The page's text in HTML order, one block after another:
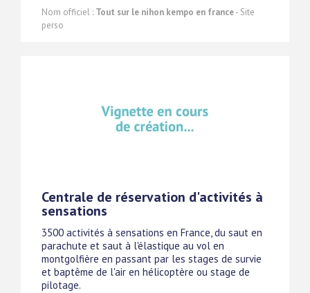
Nom officiel : Tout sur le nihon kempo en france- Site
perso
Centrale de réservation d'activités à
sensations
3500 activités à sensations en France, du saut en
parachute et saut à l'élastique au vol en
montgolfière en passant par les stages de survie
et baptême de l'air en hélicoptère ou stage de
pilotage.